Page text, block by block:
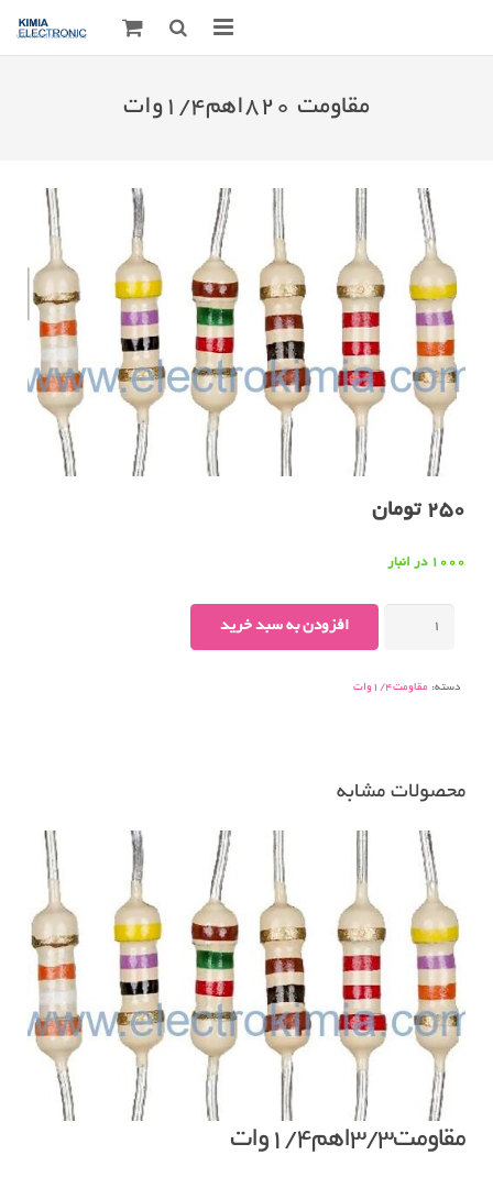
ارتباط با ما
مقاومت ۸۲۰اهم۱/۴وات
250 تومان
1000 در انبار
افزودن به سبد خرید
دسته: مقاومت1/4وات
محصولات مشابه
مقاومت۳/۳اهم۱/۴وات